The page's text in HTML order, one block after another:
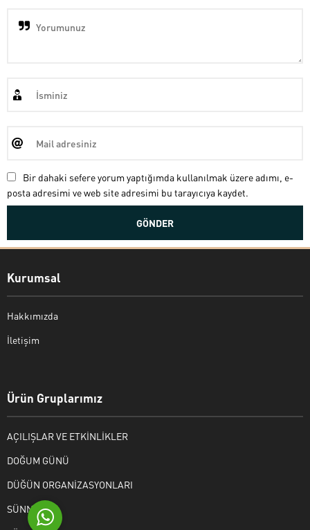
Bir dahaki sefere yorum yaptığımda kullanılmak üzere adımı, e-
posta adresimi ve web site adresimi bu tarayıcıya kaydet.
Kurumsal
Hakkımızda
İletişim
Ürün Gruplarımız
AÇILIŞLAR VE ETKİNLİKLER
DOĞUM GÜNÜ
DÜĞÜN ORGANİZASYONLARI
SÜNNET